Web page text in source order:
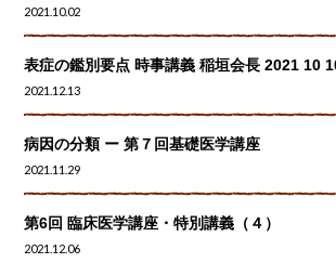
2021.10.02
表症の鑑別要点 時事講義 稲垣会長 2021 10
2021.12.13
病因の分類 ー 第７回基礎医学講座
2021.11.29
第6回 臨床医学講座・特別講義（４）
2021.12.06